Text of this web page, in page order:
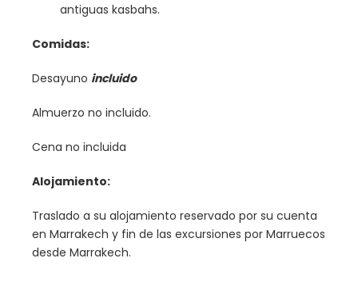
antiguas kasbahs.
Comidas:
Desayuno incluido
Almuerzo no incluido.
Cena no incluida
Alojamiento:
Traslado a su alojamiento reservado por su cuenta
en Marrakech y fin de las excursiones por Marruecos
desde Marrakech.